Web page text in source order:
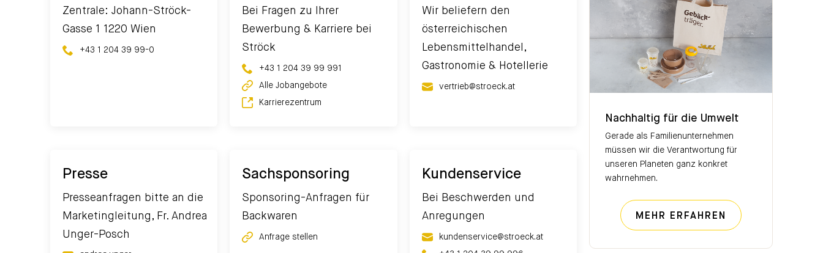
Zentrale: Johann-Ströck-
Gasse 1 1220 Wien
+43 1 204 39 99-0
Bei Fragen zu Ihrer
Bewerbung & Karriere bei
Ströck
+43 1 204 39 99 991
Alle Jobangebote
Karrierezentrum
Wir beliefern den
österreichischen
Lebensmittelhandel,
Gastronomie & Hotellerie
vertrieb@stroeck.at
Presse
Presseanfragen bitte an die
Marketingleitung, Fr. Andrea
Unger-Posch
Sachsponsoring
Sponsoring-Anfragen für
Backwaren
Anfrage stellen
Kundenservice
Bei Beschwerden und
Anregungen
kundenservice@stroeck.at
Nachhaltig für die Umwelt
Gerade als Familienunternehmen
müssen wir die Verantwortung für
unseren Planeten ganz konkret
wahrnehmen.
MEHR ERFAHREN NACHHALTIG